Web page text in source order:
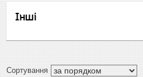
Інші